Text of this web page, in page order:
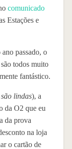
comunicado
Estações e
passado, o
todos muito
fantástico.
lindas), a
da O2 que eu
da prova
na loja
o cartão de